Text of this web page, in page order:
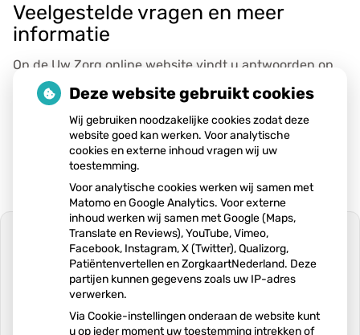
Veelgestelde vragen en meer
informatie
Op de Uw Zorg online website vindt u antwoorden op
veelgestelde vragen
, een handleiding hoe u de app
stap voor stap in gebruik kunt nemen en meer
informatie over de app.
U heeft geen toestemming gegeven
voorexterne inhoud
te zien.
Deze website gebruikt cookies
Wij gebruiken noodzakelijke cookies zodat deze
website goed kan werken. Voor analytische
cookies en externe inhoud vragen wij uw
toestemming.
Voor analytische cookies werken wij samen met
Matomo en Google Analytics. Voor externe
inhoud werken wij samen met Google (Maps,
Translate en Reviews), YouTube, Vimeo,
Facebook, Instagram, X (Twitter), Qualizorg,
Patiëntenvertellen en ZorgkaartNederland. Deze
partijen kunnen gegevens zoals uw IP-adres
verwerken.
Via Cookie-instellingen onderaan de website kunt
u op ieder moment uw toestemming intrekken of